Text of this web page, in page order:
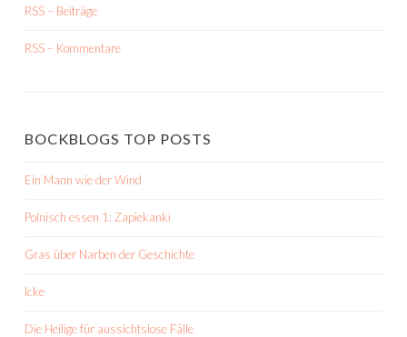
RSS – Beiträge
RSS – Kommentare
BOCKBLOGS TOP POSTS
Ein Mann wie der Wind
Polnisch essen 1: Zapiekanki
Gras über Narben der Geschichte
Icke
Die Heilige für aussichtslose Fälle